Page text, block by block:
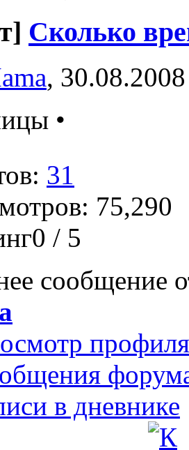
Сколько
,
•
31
75,290
/ 5
сообщение
профиля
в дневнике